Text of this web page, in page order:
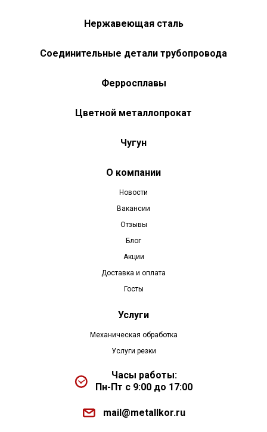
Нержавеющая сталь
Соединительные детали трубопровода
Ферросплавы
Цветной металлопрокат
Чугун
О компании
Новости
Вакансии
Отзывы
Блог
Акции
Доставка и оплата
Госты
Услуги
Механическая обработка
Услуги резки
Часы работы:
Пн-Пт с 9:00 до 17:00
mail@metallkor.ru